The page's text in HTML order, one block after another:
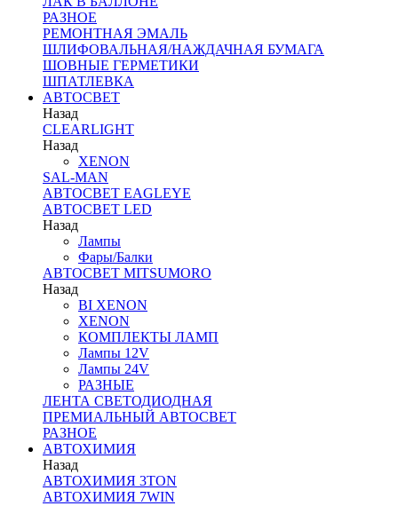
РАЗНОЕ
РЕМОНТНАЯ ЭМАЛЬ
ШЛИФОВАЛЬНАЯ/НАЖДАЧНАЯ БУМАГА
ШОВНЫЕ ГЕРМЕТИКИ
ШПАТЛЕВКА
АВТОСВЕТ
Назад
CLEARLIGHT
Назад
XENON
SAL-MAN
АВТОСВЕТ EAGLEYE
АВТОСВЕТ LED
Назад
Лампы
Фары/Балки
АВТОСВЕТ MITSUMORO
Назад
BI XENON
XENON
КОМПЛЕКТЫ ЛАМП
Лампы 12V
Лампы 24V
РАЗНЫЕ
ЛЕНТА СВЕТОДИОДНАЯ
ПРЕМИАЛЬНЫЙ АВТОСВЕТ
РАЗНОЕ
АВТОХИМИЯ
Назад
АВТОХИМИЯ 3TON
АВТОХИМИЯ 7WIN